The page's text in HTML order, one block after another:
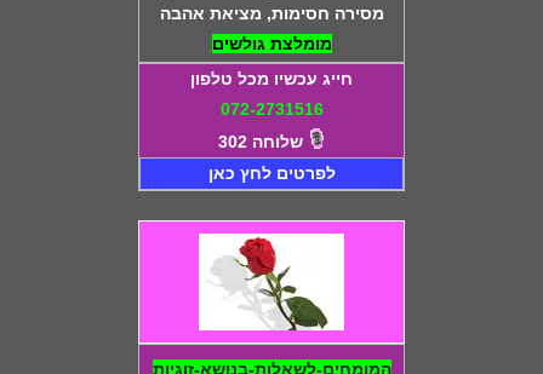
מסירה חסימות, מציאת אהבה
מומלצת גולשים
חייג עכשיו מכל טלפון
072-2731516
שלוחה 302
לפרטים לחץ כאן
המומחים-לשאלות-בנושא-זוגיות